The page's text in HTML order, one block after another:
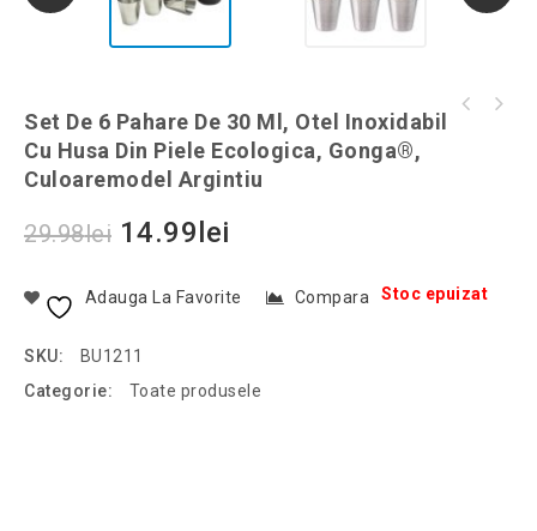
Set De 6 Pahare De 30 Ml, Otel Inoxidabil
Cu Husa Din Piele Ecologica, Gonga®,
Culoaremodel Argintiu
29.98lei 14.99 lei
Stoc epuizat
Adauga La Favorite Compara
SKU:
BU1211
Categorie:
Toate produsele